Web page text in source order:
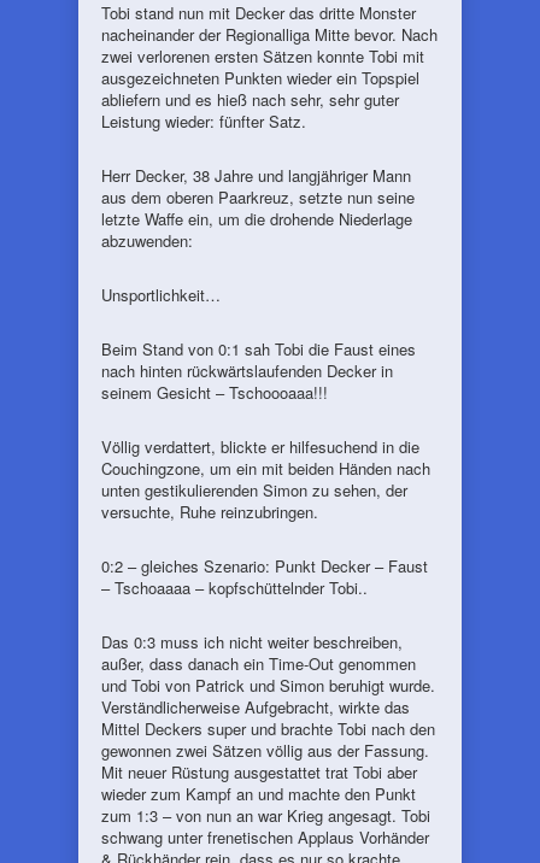
Tobi stand nun mit Decker das dritte Monster
nacheinander der Regionalliga Mitte bevor. Nach
zwei verlorenen ersten Sätzen konnte Tobi mit
ausgezeichneten Punkten wieder ein Topspiel
abliefern und es hieß nach sehr, sehr guter
Leistung wieder: fünfter Satz.
Herr Decker, 38 Jahre und langjähriger Mann
aus dem oberen Paarkreuz, setzte nun seine
letzte Waffe ein, um die drohende Niederlage
abzuwenden:
Unsportlichkeit…
Beim Stand von 0:1 sah Tobi die Faust eines
nach hinten rückwärtslaufenden Decker in
seinem Gesicht – Tschoooaaa!!!
Völlig verdattert, blickte er hilfesuchend in die
Couchingzone, um ein mit beiden Händen nach
unten gestikulierenden Simon zu sehen, der
versuchte, Ruhe reinzubringen.
0:2 – gleiches Szenario: Punkt Decker – Faust
– Tschoaaaa – kopfschüttelnder Tobi..
Das 0:3 muss ich nicht weiter beschreiben,
außer, dass danach ein Time-Out genommen
und Tobi von Patrick und Simon beruhigt wurde.
Verständlicherweise Aufgebracht, wirkte das
Mittel Deckers super und brachte Tobi nach den
gewonnen zwei Sätzen völlig aus der Fassung.
Mit neuer Rüstung ausgestattet trat Tobi aber
wieder zum Kampf an und machte den Punkt
zum 1:3 – von nun an war Krieg angesagt. Tobi
schwang unter frenetischen Applaus Vorhänder